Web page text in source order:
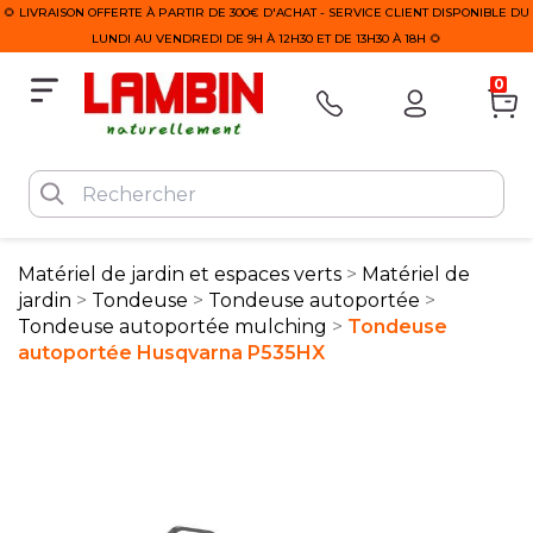
🌻 LIVRAISON OFFERTE À PARTIR DE 300€ D'ACHAT - SERVICE CLIENT DISPONIBLE DU
LUNDI AU VENDREDI DE 9H À 12H30 ET DE 13H30 À 18H 🌻
0
Matériel de jardin et espaces verts
Matériel de
jardin
Tondeuse
Tondeuse autoportée
Tondeuse autoportée mulching
Tondeuse
autoportée Husqvarna P535HX